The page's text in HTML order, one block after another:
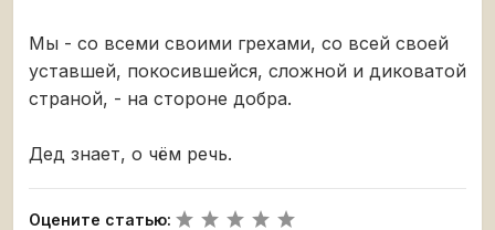
Мы - со всеми своими грехами, со всей своей
уставшей, покосившейся, сложной и диковатой
страной, - на стороне добра.
Дед знает, о чём речь.
Оцените статью: